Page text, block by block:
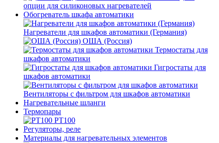
опции для силиконовых нагревателей
Обогреватель шкафа автоматики
Нагреватели для шкафов автоматики (Германия)
ОША (Россия)
Термостаты для
шкафов автоматики
Гигростаты для
шкафов автоматики
Вентиляторы с фильтром для шкафов автоматики
Нагревательные шланги
Термопары
PT100
Регуляторы, реле
Материалы для нагревательных элементов